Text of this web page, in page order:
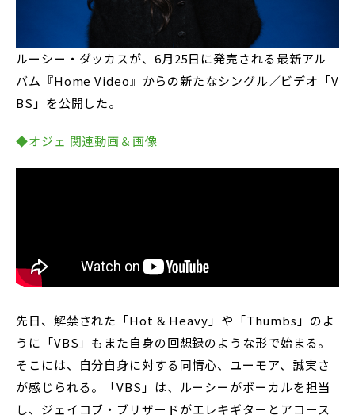
ルーシー・ダッカスが、6月25日に発売される最新アル
バム『Home Video』からの新たなシングル／ビデオ「V
BS」を公開した。
◆オジェ 関連動画＆画像
先日、解禁された「Hot & Heavy」や「Thumbs」のよ
うに「VBS」もまた自身の回想録のような形で始まる。
そこには、自分自身に対する同情心、ユーモア、誠実さ
が感じられる。「VBS」は、ルーシーがボーカルを担当
し、ジェイコブ・ブリザードがエレキギターとアコース